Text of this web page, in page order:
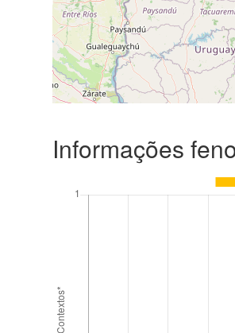
Informações